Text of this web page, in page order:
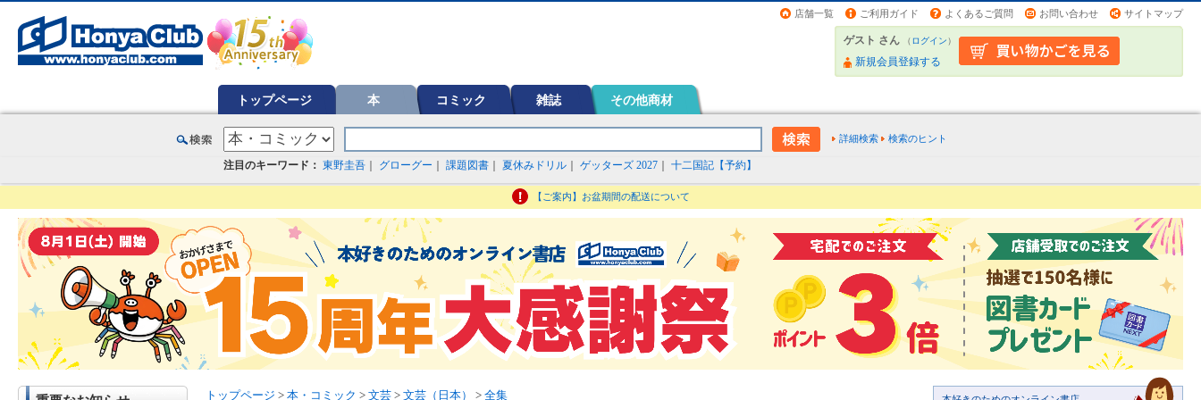
店舗一覧 ご利用ガイド よくあるご質問 お問い合わせ サイトマップ
ゲスト さん （ログイン）
新規会員登録する
トップページ 本 コミック 雑誌 その他商材
詳細検索 検索のヒント
注目のキーワード： 東野圭吾 グローグー 課題図書 夏休みドリル ゲッターズ 2027 十二国記【予約】
【ご案内】お盆期間の配送について
トップページ > 本・コミック > 文芸 > 文芸（日本） > 全集